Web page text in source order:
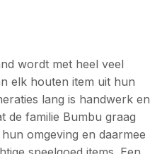
wordt met heel veel
elk houten item uit hun
lang is handwerk en
de familie Bumbu graag
omgeving en daarmee